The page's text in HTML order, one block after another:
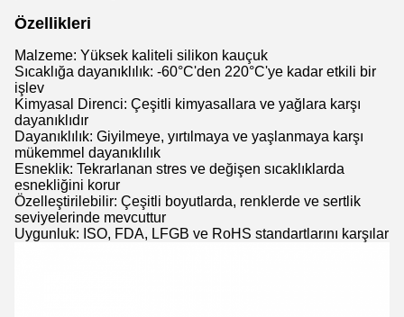
Özellikleri
Malzeme: Yüksek kaliteli silikon kauçuk
Sıcaklığa dayanıklılık: -60°C'den 220°C'ye kadar etkili bir
işlev
Kimyasal Direnci: Çeşitli kimyasallara ve yağlara karşı
dayanıklıdır
Dayanıklılık: Giyilmeye, yırtılmaya ve yaşlanmaya karşı
mükemmel dayanıklılık
Esneklik: Tekrarlanan stres ve değişen sıcaklıklarda
esnekliğini korur
Özelleştirilebilir: Çeşitli boyutlarda, renklerde ve sertlik
seviyelerinde mevcuttur
Uygunluk: ISO, FDA, LFGB ve RoHS standartlarını karşılar